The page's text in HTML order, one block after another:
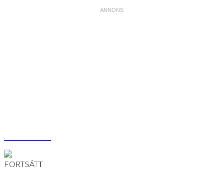
FORTSÄTT